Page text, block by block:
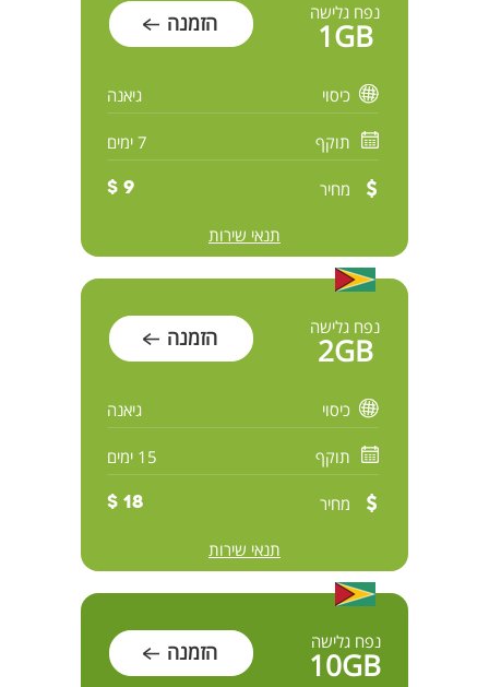
נפח גלישה
1GB הזמנה
כיסוי גיאנה
תוקף 7 ימים
מחיר 9 $
תנאי שירות
נפח גלישה
2GB הזמנה
כיסוי גיאנה
תוקף 15 ימים
מחיר 18 $
תנאי שירות
נפח גלישה
10GB הזמנה